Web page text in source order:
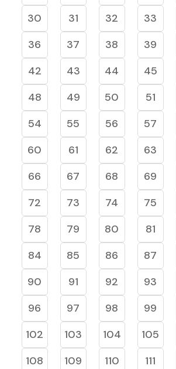
30
31 32 33
36
37 38 39
42
43 44 45
48
49 50 51
54
55 56 57
60
61 62 63
66
67 68 69
72
73 74 75
78
79 80 81
84
85 86 87
90
91 92 93
96
97 98 99
102
103 104 105
108
109 110 111